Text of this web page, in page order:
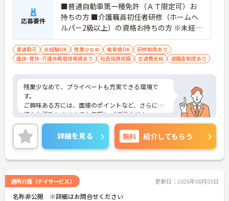
応募要件
■普通自動車第一種免許（ＡＴ限定可）お
持ちの方 ■介護職員初任者研修（ホームヘ
ルパー2級以上）の資格お持ちの方 ※未経験
者応相談
車通勤可 未経験OK 残業少なめ 無資格OK
研修制度あり
産休･育休･介護休暇取得実績あり
社会保険完備 交通費支給 退職金制度あり
残業少なめで、プライベートも充実できる環境で
す。
ご興味ある方には、面接のポイントなど、さらに詳
細をお話致しますのでお気軽にご相談ください。
詳細を見る 無料 紹介してもらう
通所介護（デイサービス） 更新日：2026年08月05日
名称非公開 ※詳細はお問合せください